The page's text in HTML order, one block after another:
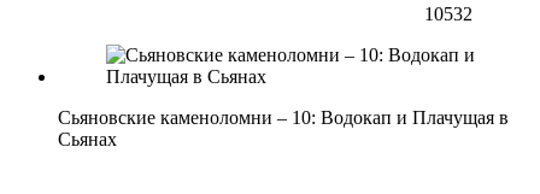
10532
Сьяновские каменоломни – 10: Водокап и Плачущая в
Сьянах